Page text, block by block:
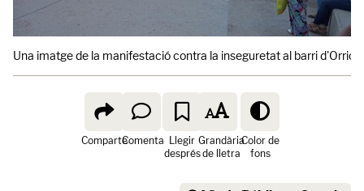
Una imatge de la manifestació contra la inseguretat al barri
ComparteComenta Llegir
després
Grandària
de lletra
Color de
fons